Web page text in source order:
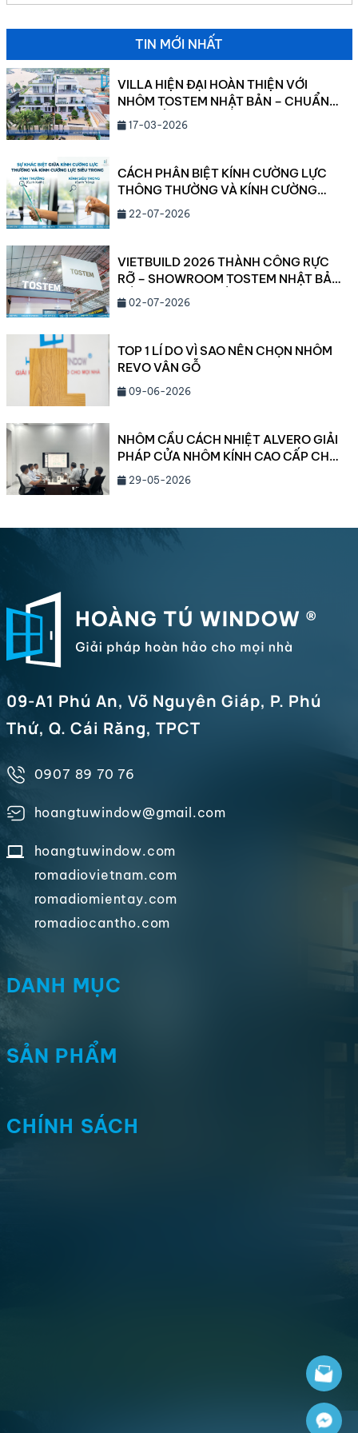
giới kiến trúc sư và chủ đầu tư hiện nay chính là […]
TIN MỚI NHẤT
VILLA HIỆN ĐẠI HOÀN THIỆN VỚI
NHÔM TOSTEM NHẬT BẢN – CHUẨN
MỰC SỐNG CAO CẤP 2026
17-03-2026
CÁCH PHÂN BIỆT KÍNH CƯỜNG LỰC
THÔNG THƯỜNG VÀ KÍNH CƯỜNG
LỰC SIÊU TRONG
22-07-2026
VIETBUILD 2026 THÀNH CÔNG RỰC
RỠ – SHOWROOM TOSTEM NHẬT BẢN
CẦN THƠ ĐANG DẦN LỘ DIỆN!
02-07-2026
TOP 1 LÍ DO VÌ SAO NÊN CHỌN NHÔM
REVO VÂN GỖ
09-06-2026
NHÔM CẦU CÁCH NHIỆT ALVERO GIẢI
PHÁP CỬA NHÔM KÍNH CAO CẤP CHO
BIỆT THỰ VÀ CÔNG TRÌNH HẠNG
SANG NĂM 2026
29-05-2026
09-A1 Phú An, Võ Nguyên Giáp, P. Phú
Thứ, Q. Cái Răng, TPCT
0907 89 70 76
hoangtuwindow@gmail.com
hoangtuwindow.com
romadiovietnam.com
romadiomientay.com
romadiocantho.com
DANH MỤC
SẢN PHẨM
CHÍNH SÁCH